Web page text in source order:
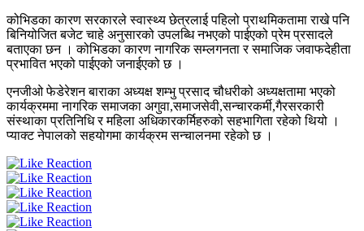
कोभिडका कारण सरकारले स्वास्थ्य छेत्रलाई पहिलो प्राथमिकतामा राखे पनि
बिनियोजित बजेट चाहे अनुसारको उपलब्धि नभएको पाईएको प्रेम प्रसादले
बताएका छन । कोभिडका कारण नागरिक सम्लगनता र समाजिक जवाफदेहीता
प्रभावित भएको पाईएको जनाईएको छ ।
एनजीओ फेडेरेशन बाराका अध्यक्ष शम्भु प्रसाद चौधरीको अध्यक्षतामा भएको
कार्यक्रममा नागरिक समाजका अगुवा,समाजसेवी,सन्चारकर्मी,गैरसरकारी
संस्थाका प्रतिनिधि र महिला अधिकारकर्मिहरुको सहभागिता रहेको थियो ।
प्याक्ट नेपालको सहयोगमा कार्यक्रम सन्चालनमा रहेको छ ।